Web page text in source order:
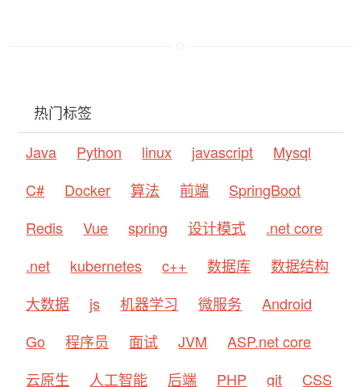
热门标签
Java
Python linux javascript
Mysql
C#
Docker 算法 前端
SpringBoot
Redis
Vue spring 设计模式
.net core
.net
kubernetes c++ 数据库
数据结构
大数据
js 机器学习 微服务
Android
Go
程序员 面试 JVM
ASP.net core
云原生
人工智能 后端 PHP git CSS